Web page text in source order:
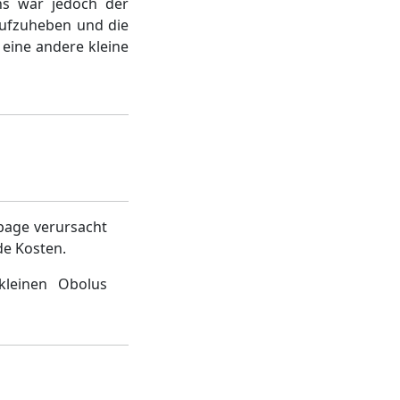
und die
andere kleine
verursacht
Kosten.
Obolus